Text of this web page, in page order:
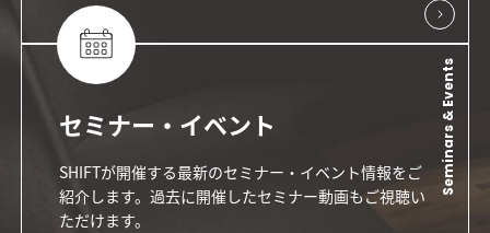
セミナー・イベント
SHIFTが開催する最新のセミナー・イベント情報をご
紹介します。過去に開催したセミナー動画もご視聴い
ただけます。
Seminars & Events